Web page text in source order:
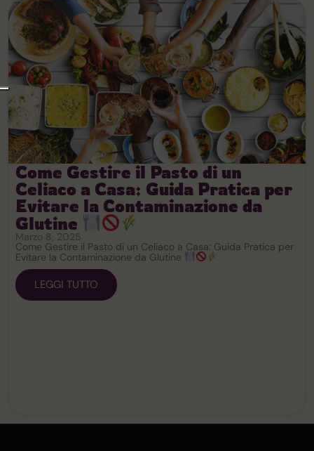
Come Gestire il Pasto di un
Celiaco a Casa: Guida Pratica per
Evitare la Contaminazione da
Glutine
Marzo 8, 2025
Come Gestire il Pasto di un Celiaco a Casa: Guida Pratica per
Evitare la Contaminazione da Glutine
LEGGI TUTTO